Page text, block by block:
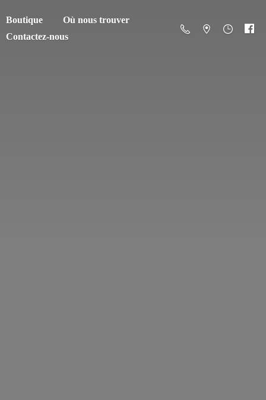
Boutique
Où nous trouver
Contactez-nous